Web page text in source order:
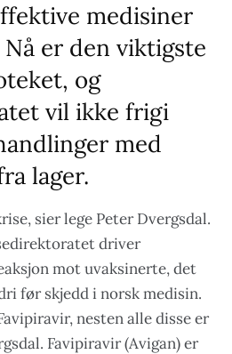
medisiner
er den viktigste
og
vil ikke frigi
med
lager.
sier lege Peter Dvergsdal.
driver
mot uvaksinerte, det
før skjedd i norsk medisin.
nesten alle disse er
Favipiravir (Avigan) er